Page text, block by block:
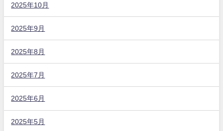
2025年10月
2025年9月
2025年8月
2025年7月
2025年6月
2025年5月